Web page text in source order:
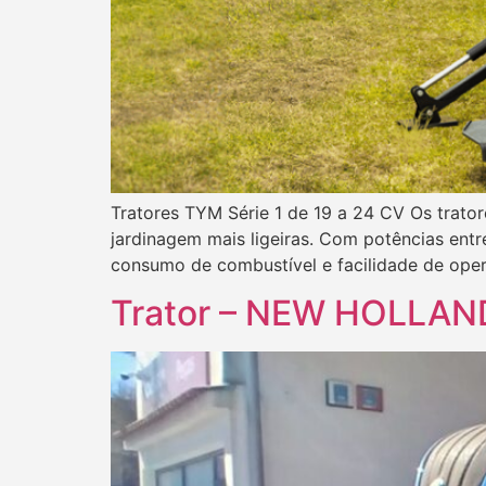
Autobetoneiras
Martelos
Telescópicos
Compactadores
Ligeira
Compactadores
Asfalto
Empilhadores
Varredoras /
Rebocadores
Soluções
Empilhadores
Telescópicos 7
Tratores TYM Série 1 de 19 a 24 CV Os
jardinagem mais ligeiras. Com potências
consumo de combustível e facilidade de
Trator – NEW